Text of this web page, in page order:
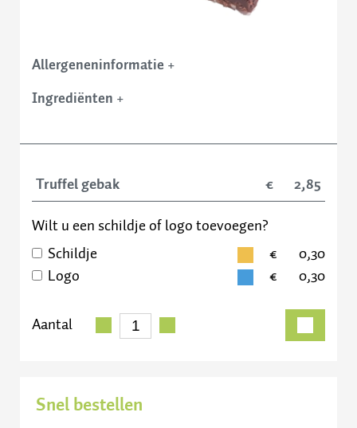
Allergeneninformatie +
Ingrediënten +
Truffel gebak
2,85
Wilt u een schildje of logo toevoegen?
Schildje
0,30
Logo
0,30
Aantal
Snel bestellen